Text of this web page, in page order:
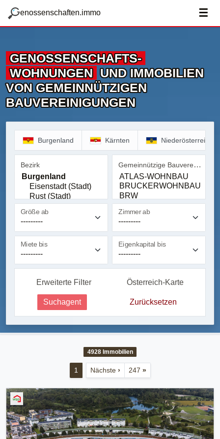
g
enossenschaften.immo ☰
GENOSSENSCHAFTS­
WOHNUNGEN UND IMMOBILIEN
VON GEMEINNÜTZIGEN
BAUVEREINIGUNGEN
Burgenland Kärnten Niederösterreich
Bezirk
Bezirk
Gemeinnützige Bauvereinigung
Gemeinnützige
Größe ab Zimmer ab
Miete bis Eigenkapital bis
Erweiterte Filter Österreich-Karte
Suchagent Zurücksetzen
4928Immobilien
1 Nächste › 247 »